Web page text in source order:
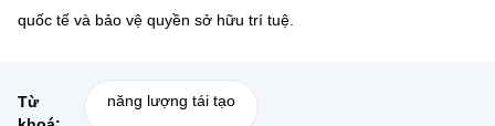
quốc tế và bảo vệ quyền sở hữu trí tuệ.
Từ
năng lượng tái tạo